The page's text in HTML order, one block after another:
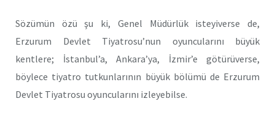
Sözümün özü şu ki, Genel Müdürlük isteyiverse de,
Erzurum Devlet Tiyatrosu’nun oyuncularını büyük
kentlere; İstanbul’a, Ankara’ya, İzmir’e götürüverse,
böylece tiyatro tutkunlarının büyük bölümü de Erzurum
Devlet Tiyatrosu oyuncularını izleyebilse.